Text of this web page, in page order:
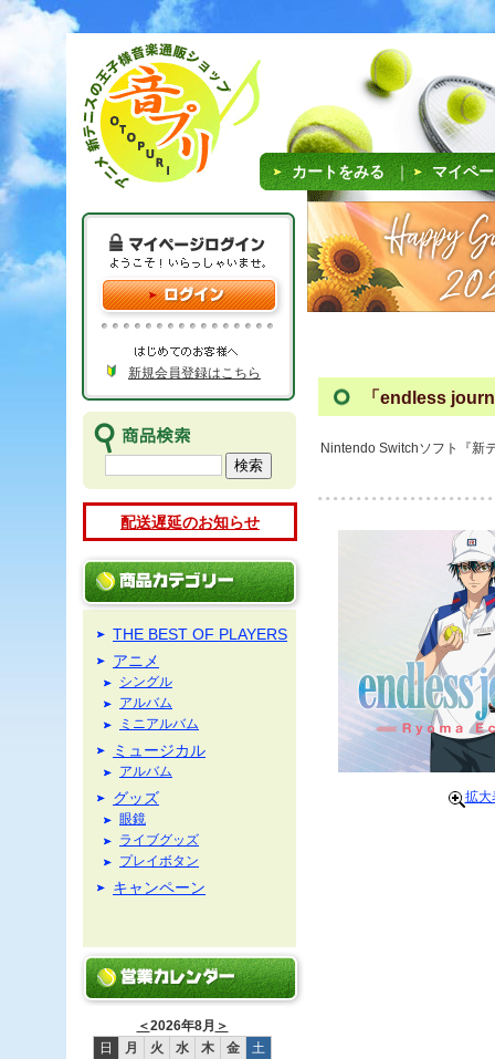
カートをみる ｜ マイペ
新規会員登録はこちら
配送遅延のお知らせ
THE BEST OF PLAYERS
アニメ
シングル
アルバム
ミニアルバム
ミュージカル
アルバム
グッズ
眼鏡
ライブグッズ
プレイボタン
キャンペーン
＜2026年8月 ＞
日
月 火 水 木 金
土
「endless
Nintendo Switchソフト『新
拡大